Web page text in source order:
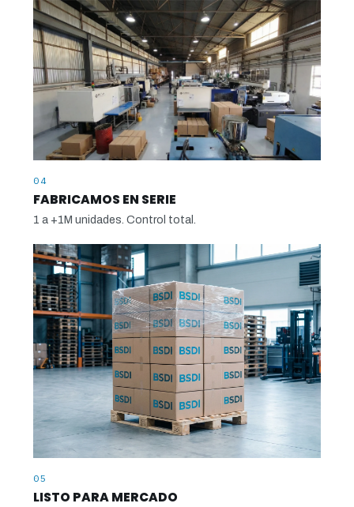
04
FABRICAMOS EN SERIE
1 a +1M unidades. Control total.
05
LISTO PARA MERCADO